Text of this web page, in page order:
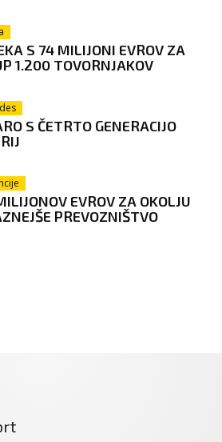
S 74 MILIJONI EVROV ZA
1.200 TOVORNJAKOV
S ČETRTO GENERACIJO
EVROV ZA OKOLJU
PREVOZNIŠTVO